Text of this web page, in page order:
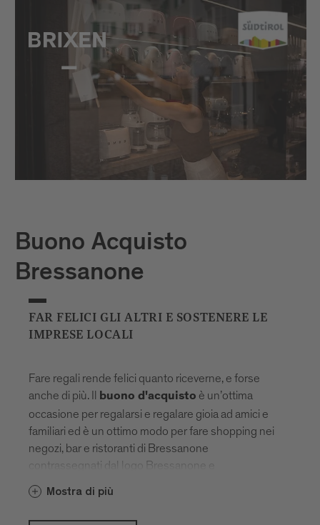
Buono Acquisto
Bressanone
FAR FELICI GLI ALTRI E SOSTENERE LE
IMPRESE LOCALI
Fare regali rende felici quanto riceverne, e forse
anche di più. Il buono d'acquisto è un’ottima
occasione per regalarsi e regalare gioia ad amici e
familiari ed è un ottimo modo per fare shopping nei
negozi, bar e ristoranti di Bressanone
contrassegnati dal logo Bressanone e
Monni. Potete trovare i quasi 150 esercizi
commerciali partecipanti
selezionare/inserire "Bressanone" come comune.
Mostra di più